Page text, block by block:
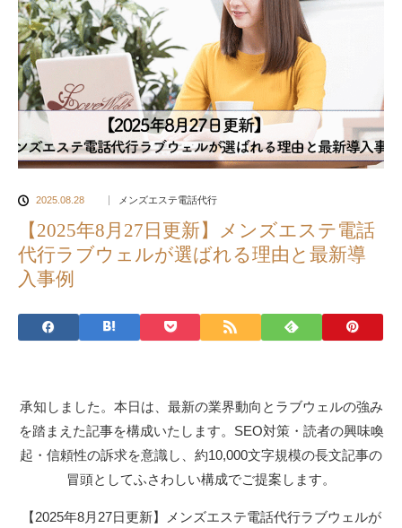
2025.08.28 メンズエステ電話代行
【2025年8月27日更新】メンズエステ電話
代行ラブウェルが選ばれる理由と最新導
入事例
承知しました。本日は、最新の業界動向とラブウェルの強み
を踏まえた記事を構成いたします。SEO対策・読者の興味喚
起・信頼性の訴求を意識し、約10,000文字規模の長文記事の
冒頭としてふさわしい構成でご提案します。
【2025年8月27日更新】メンズエステ電話代行ラブウェルが